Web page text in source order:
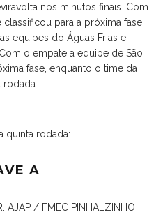
nos minutos finais. Com
para a próxima fase.
equipes do Águas Frias e
o empate a equipe de São
fase, enquanto o time da
quinta rodada:
A
AJAP / FMEC PINHALZINHO